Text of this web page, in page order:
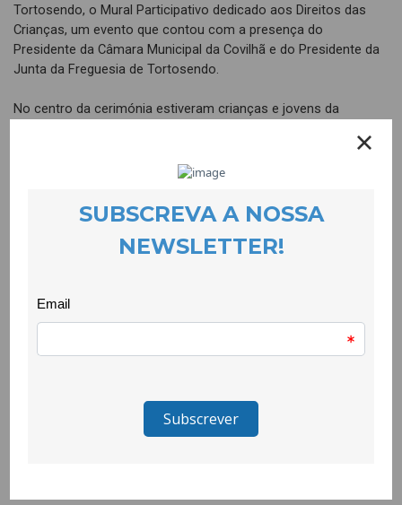
Tortosendo, o Mural Participativo dedicado aos Direitos das
Crianças, um evento que contou com a presença do
Presidente da Câmara Municipal da Covilhã e do Presidente da
Junta da Freguesia de Tortosendo.
No centro da cerimónia estiveram crianças e jovens da
obra colectiva e compartilhar a experiência de participar neste
projecto artístico liderado por Helena Gadanho e Guilherme
uma nova expressão, simbolizando a importância de contar
com as gerações mais jovens.
inauguração do novo parque infantil do Tortosendo, situado no
mesmo espaço, integraram as comemorações da elevação da
O projeto Quero Ser Mais E9G é promovido pela Secretaria de